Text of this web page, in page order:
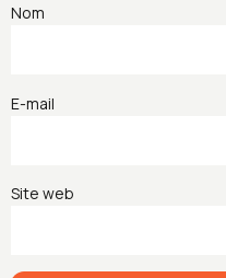
Nom
E-mail
Site web